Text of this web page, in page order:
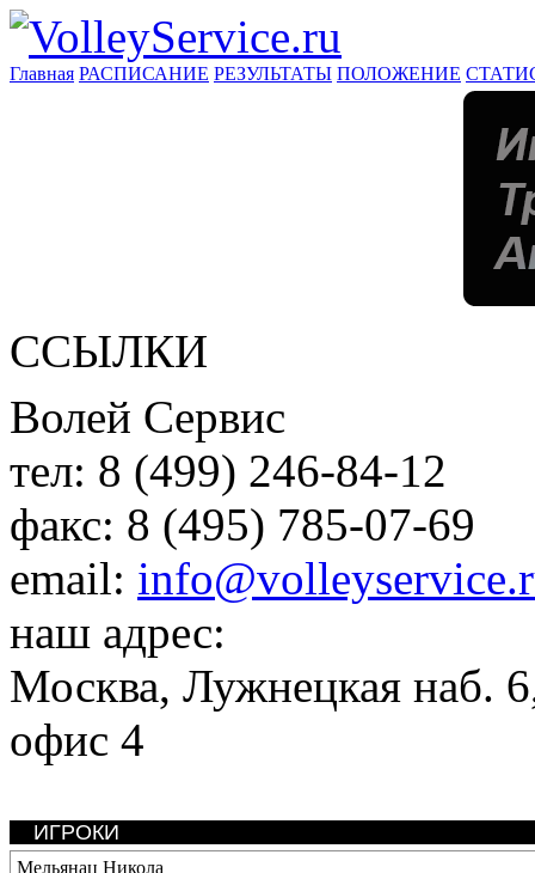
Главная РАСПИСАНИЕ РЕЗУЛЬТАТЫ ПОЛОЖЕНИЕ
ССЫЛКИ
Волей Сервис
тел: 8 (499) 246-84-12
факс: 8 (495) 785-07-69
email:
наш адрес:
Москва, Лужнецкая наб.
офис 4
ИГРОКИ
Мельянац Никола